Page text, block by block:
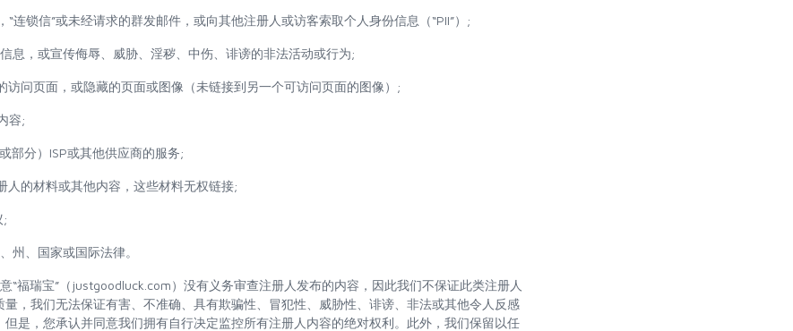
“连锁信”或未经请求的群发邮件，或向其他注册人或访客索取个人身份信息（“PII”）;
息，或宣传侮辱、威胁、淫秽、中伤、诽谤的非法活动或行为;
访问页面，或隐藏的页面或图像（未链接到另一个可访问页面的图像）;
容;
部分）ISP或其他供应商的服务;
人的材料或其他内容，这些材料无权链接;
;
州、国家或国际法律。
“福瑞宝”（justgoodluck.com）没有义务审查注册人发布的内容，因此我们不保证此类注册人
量，我们无法保证有害、不准确、具有欺骗性、冒犯性、威胁性、诽谤、非法或其他令人反感
但是，您承认并同意我们拥有自行决定监控所有注册人内容的绝对权利。此外，我们保留以任